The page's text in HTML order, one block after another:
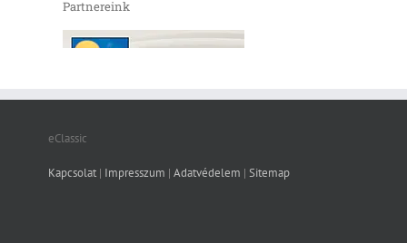
Partnereink
eClassic
Kapcsolat| Impresszum | Adatvédelem | Sitemap